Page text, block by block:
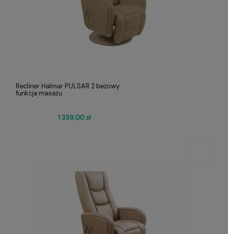
Recliner Halmar PULSAR 2 beżowy
funkcja masażu
1 359,00 zł